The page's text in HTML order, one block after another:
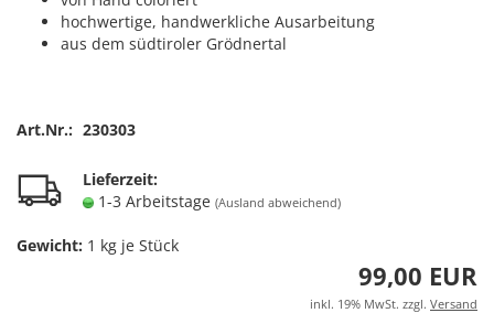
hochwertige, handwerkliche Ausarbeitung
aus dem südtiroler Grödnertal
Art.Nr.: 230303
Lieferzeit:
1-3 Arbeitstage (Ausland abweichend)
Gewicht: 1 kg je Stück
99,00 EUR
inkl. 19% MwSt. zzgl. Versand